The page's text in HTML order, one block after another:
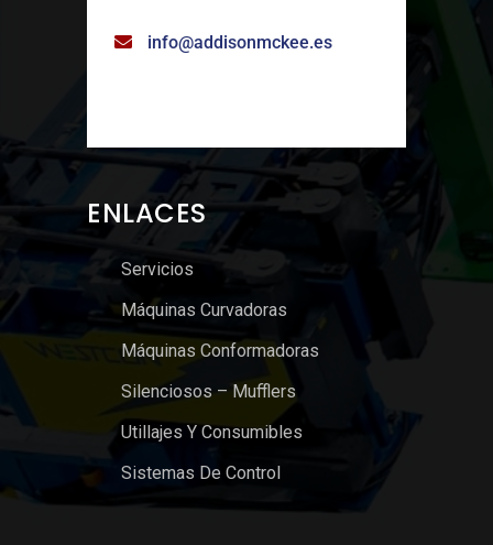
info@addisonmckee.es
ENLACES
Servicios
Máquinas Curvadoras
Máquinas Conformadoras
Silenciosos – Mufflers
Utillajes Y Consumibles
Sistemas De Control